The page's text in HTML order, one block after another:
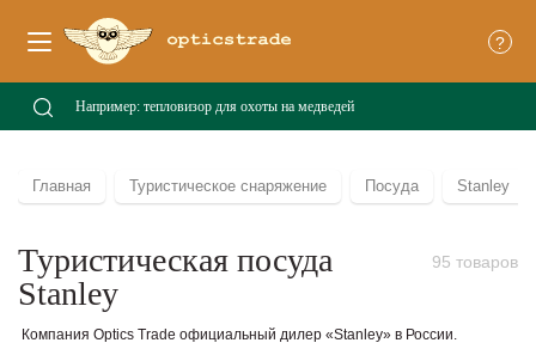
?
Главная Туристическое снаряжение Посуда Stanley
Туристическая посуда
Stanley
95 товаров
Компания Optics Trade официальный дилер «Stanley» в России.